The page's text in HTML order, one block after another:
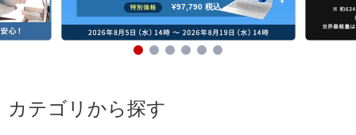
¥97,790 税込
カテゴリから探す